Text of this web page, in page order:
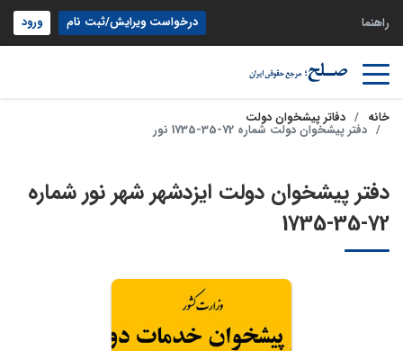
راهنما درخواست ویرایش/ثبت نام ورود
خانه دفاتر پیشخوان دولت
دفتر پیشخوان دولت شماره 72-35-1735 نور
دفتر پیشخوان دولت ایزدشهر شهر نور شماره
72-35-1735